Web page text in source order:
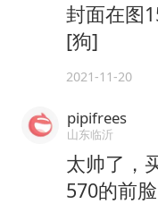
封面在图
[狗]
2021-11-20
pipifrees
山东临沂
太帅了，
570的前